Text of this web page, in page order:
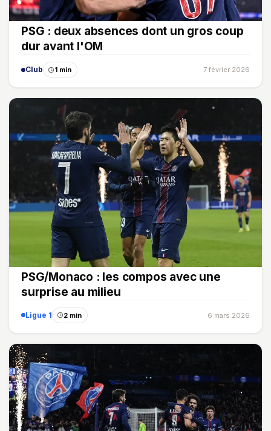
PSG : deux absences dont un gros coup
dur avant l'OM
Club 1 min 7 février 2026
PSG/Monaco : les compos avec une
surprise au milieu
Ligue 1 2 min 6 mars 2026